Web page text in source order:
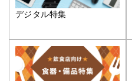
デジタル特集